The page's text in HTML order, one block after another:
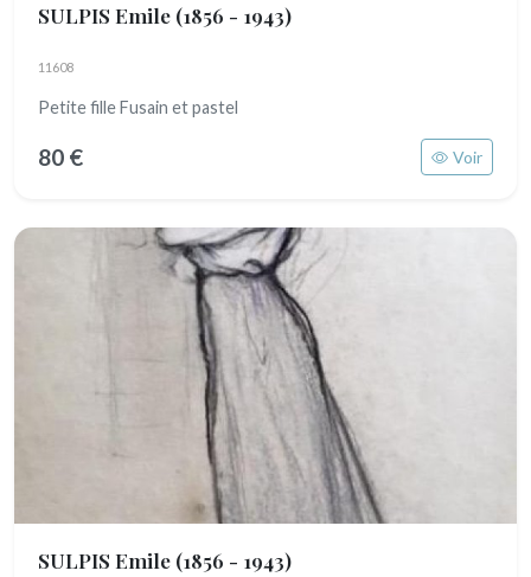
SULPIS Emile (1856 - 1943)
11608
Petite fille Fusain et pastel
80 € Voir
SULPIS Emile (1856 - 1943)